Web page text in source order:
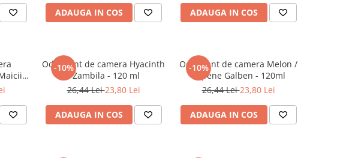
ADAUGA IN COS ADAUGA IN COS
-10%
Odorizant de camera Hyacinth
/ Zambila - 120 ml
26,44 Lei23,80 Lei
ADAUGA IN COS
-10%
Odorizant de camera Melon /
Pepene Galben - 120ml
26,44 Lei23,80 Lei
ADAUGA IN COS